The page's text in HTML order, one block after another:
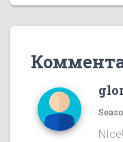
NIce!